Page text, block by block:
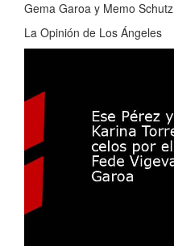
Gema Garoa y Memo Schutz
La Opinión de Los Ángeles